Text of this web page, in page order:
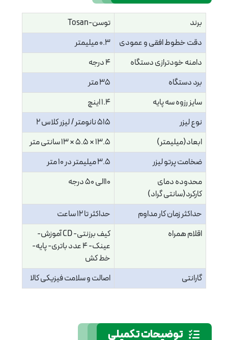
برند
توسن-Tosan
دقت خطوط افقی و عمودی
0.3 میلیمتر
دامنه خودترازی دستگاه
4 درجه
برد دستگاه
35 متر
سایز رزوه سه پایه
1.4 اینچ
نوع لیزر
515 نانو‌متر / لیزر کلاس 2
ابعاد(میلیمتر)
13.5 × 5.5 × 13 سانتی متر
ضخامت پرتو لیزر
3.5 میلیمتر در 10 متر
محدوده دمای
کارکرد(سانتی گراد)
10الی 50 درجه
حداکثر زمان کار مداوم
حداکثر تا 12 ساعت
اقلام همراه
کیف برزنتی- CD آموزش-
عینک- ۴ عدد باتری- پایه-
خط کش
گارانتی
اصالت و سلامت فیزیکی کالا
توضیحات تکمیلی